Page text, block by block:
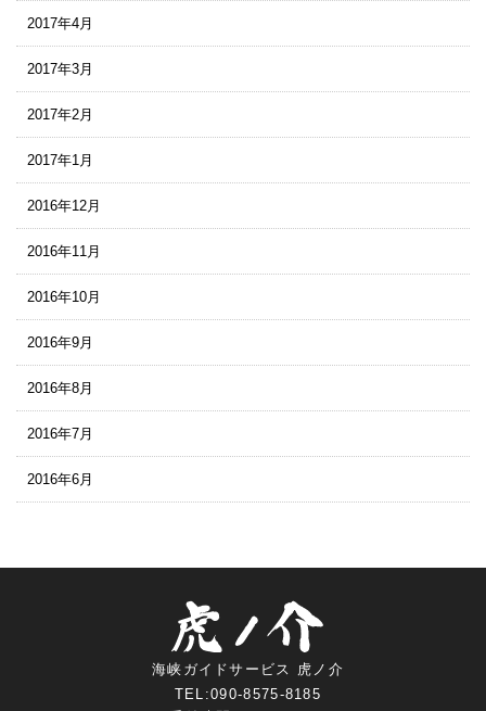
2017年4月
2017年3月
2017年2月
2017年1月
2016年12月
2016年11月
2016年10月
2016年9月
2016年8月
2016年7月
2016年6月
海峡ガイドサービス 虎ノ介
TEL:090-8575-8185